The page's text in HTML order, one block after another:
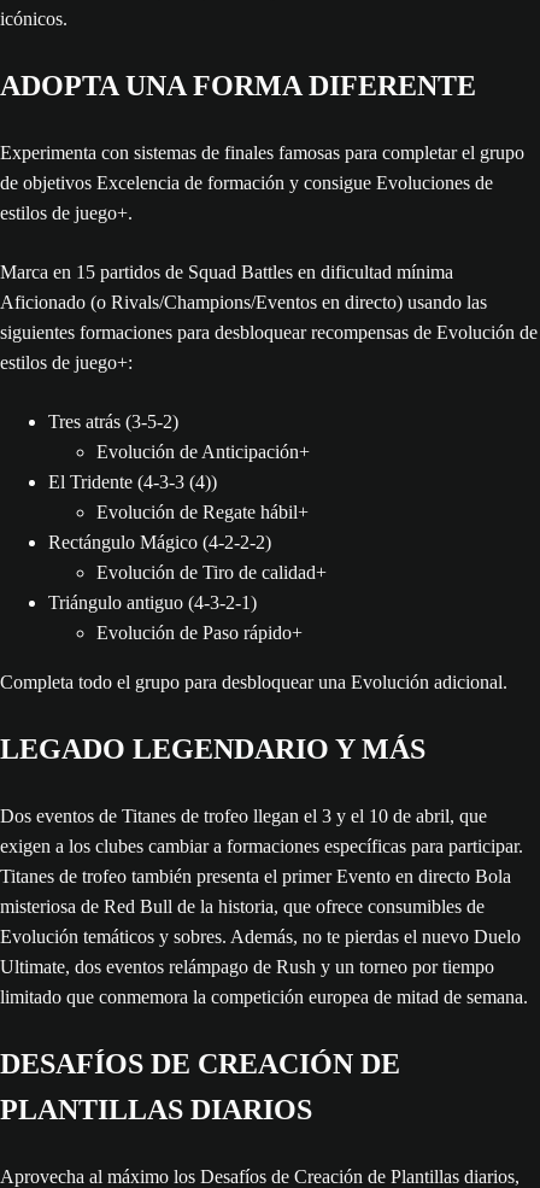
icónicos.
ADOPTA UNA FORMA DIFERENTE
Experimenta con sistemas de finales famosas para completar el grupo
de objetivos Excelencia de formación y consigue Evoluciones de
estilos de juego+.
Marca en 15 partidos de Squad Battles en dificultad mínima
Aficionado (o Rivals/Champions/Eventos en directo) usando las
siguientes formaciones para desbloquear recompensas de Evolución de
estilos de juego+:
Tres atrás (3-5-2)
Evolución de Anticipación+
El Tridente (4-3-3 (4))
Evolución de Regate hábil+
Rectángulo Mágico (4-2-2-2)
Evolución de Tiro de calidad+
Triángulo antiguo (4-3-2-1)
Evolución de Paso rápido+
Completa todo el grupo para desbloquear una Evolución adicional.
LEGADO LEGENDARIO Y MÁS
Dos eventos de Titanes de trofeo llegan el 3 y el 10 de abril, que
exigen a los clubes cambiar a formaciones específicas para participar.
Titanes de trofeo también presenta el primer Evento en directo Bola
misteriosa de Red Bull de la historia, que ofrece consumibles de
Evolución temáticos y sobres. Además, no te pierdas el nuevo Duelo
Ultimate, dos eventos relámpago de Rush y un torneo por tiempo
limitado que conmemora la competición europea de mitad de semana.
DESAFÍOS DE CREACIÓN DE
PLANTILLAS DIARIOS
Aprovecha al máximo los Desafíos de Creación de Plantillas diarios,